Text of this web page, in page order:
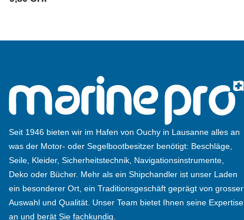
Seit 1946 bieten wir im Hafen von Ouchy in Lausanne alles an
was der Motor- oder Segelbootbesitzer benötigt: Beschläge,
Seile, Kleider, Sicherheitstechnik, Navigationsinstrumente,
Deko oder Bücher. Mehr als ein Shipchandler ist unser Laden
ein besonderer Ort, ein Traditionsgeschäft geprägt von grosser
Auswahl und Qualität. Unser Team bietet Ihnen seine Expertise
an und berät Sie fachkundig.